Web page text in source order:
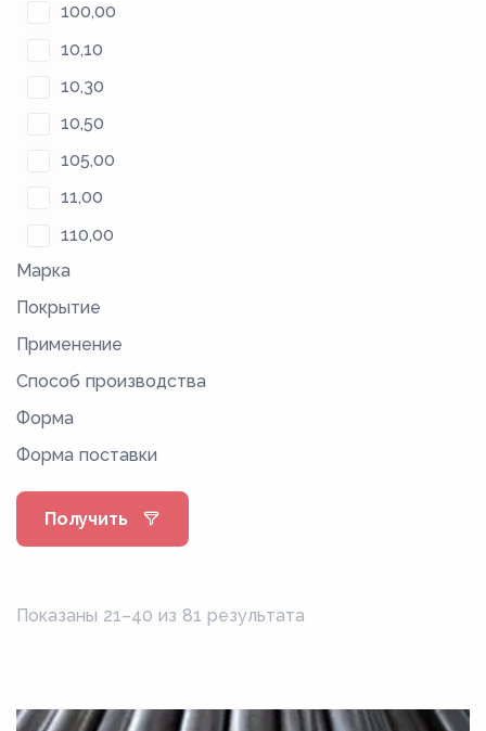
100,00
10,10
10,30
10,50
105,00
11,00
110,00
115,00
12,00
120,00
12,10
12,20
125,00
12,80
13,00
140,00
Марка
Покрытие
Применение
Способ производства
Форма
Форма поставки
Получить
Показаны 21–40 из 81 результата